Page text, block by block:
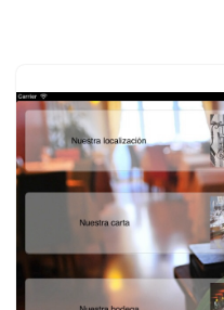
contido